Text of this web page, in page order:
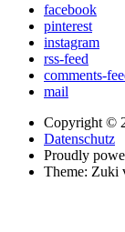
facebook
pinterest
instagram
rss-feed
comments-
mail
Copyright ©
Datenschutz
Proudly
Theme: Zuki